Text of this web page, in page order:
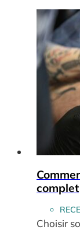
complet
Choisir